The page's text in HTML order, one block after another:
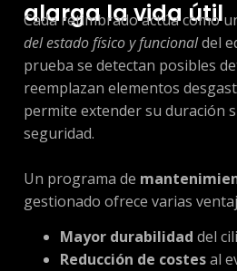
alarga la vida útil
Cada retimbrado actúa como
del estado físico y funcionaldel
prueba se detectan posibles
reemplazan elementos
permite extender su duración
seguridad.
Un programa de
gestionado ofrece varias
Mayor durabilidad del
Reducción de costesal